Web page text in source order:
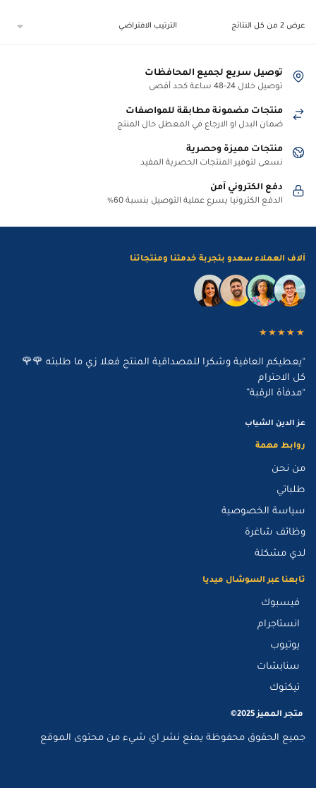
عرض ⁦2⁩ من كل النتائج
توصيل سريع لجميع المحافظات
توصيل خلال 24-48 ساعة كحد أقصى
منتجات مضمونة مطابقة للمواصفات
ضمان البدل او الارجاع في المعطل حال المنتج
منتجات مميزة وحصرية
نسعى لتوفير المنتجات الحصرية المفيد
دفع الكتروني آمن
الدفع الكترونيا يسرع عملية التوصيل بنسبة 60%
آلاف العملاء سعدو بتجربة خدمتنا ومنتجاتنا
★★★★★
“يعطيكم العافية وشكرا للمصداقية المنتج فعلا زي ما طلبته 🌹🌹
كل الاحترام
“مدفأة الرقبة”
عز الدين الشياب
روابط مهمة
من نحن
طلباتي
سياسة الخصوصية
وظائف شاغرة
لدي مشكلة
تابعنا عبر السوشال ميديا
فيسبوك
انستاجرام
يوتيوب
سنابشات
تيكتوك
متجر المميز 2025©
جميع الحقوق محفوظة يمنع نشر اي شيء من محتوى الموقع